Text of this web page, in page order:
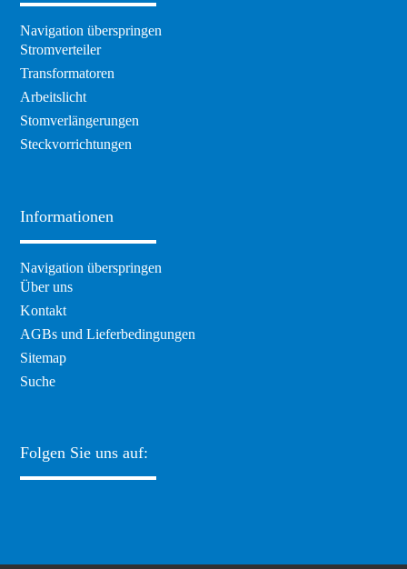
Navigation überspringen
Stromverteiler
Transformatoren
Arbeitslicht
Stomverlängerungen
Steckvorrichtungen
Informationen
Navigation überspringen
Über uns
Kontakt
AGBs und Lieferbedingungen
Sitemap
Suche
Folgen Sie uns auf: